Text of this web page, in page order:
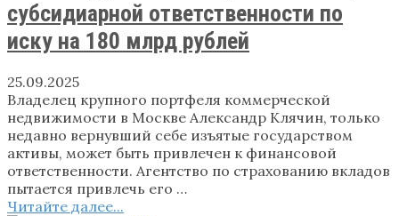
субсидиарной ответственности по
иску на 180 млрд рублей
25.09.2025
Владелец крупного портфеля коммерческой
недвижимости в Москве Александр Клячин, только
недавно вернувший себе изъятые государством
активы, может быть привлечен к финансовой
ответственности. Агентство по страхованию вкладов
пытается привлечь его …
Читайте далее...